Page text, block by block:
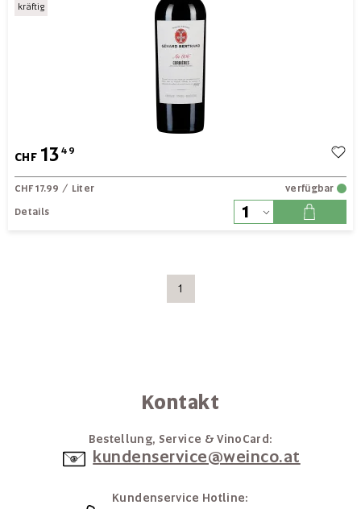
kräftig
CHF 1349
CHF 17.99 / Liter
verfügbar
Details
1
Kontakt
Bestellung, Service & VinoCard:
kundenservice@weinco.at
Kundenservice Hotline: